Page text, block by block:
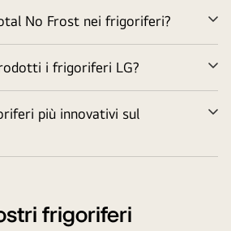
No Frost nei frigoriferi?
i frigoriferi LG?
più innovativi sul
frigoriferi